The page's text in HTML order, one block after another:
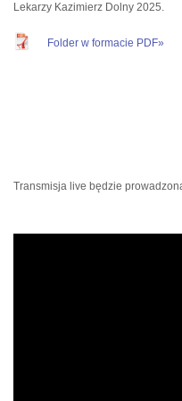
Lekarzy Kazimierz Dolny 2025.
Folder w formacie PDF»
Transmisja live będzie